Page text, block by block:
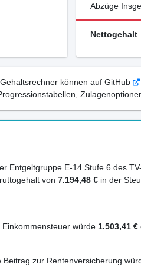
Abzüge
Nettogehalt
können auf GitHub
Entgeltgruppe E-14 Stufe 6 des
von 7.194,48 €in der
Einkommensteuer würde 1.503,41 €
Beitrag zur Rentenversicherung